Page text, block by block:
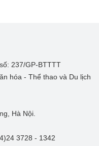
237/GP-BTTTT
hóa - Thể thao và Du lịch
Hà Nội.
3728 - 1342